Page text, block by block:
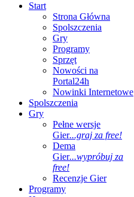
Start
Strona Główna
Spolszczenia
Gry
Programy
Sprzęt
Nowości na
Portal24h
Nowinki Internetowe
Spolszczenia
Gry
Pełne wersje
Gier...graj za free!
Dema
Gier...wypróbuj za
free!
Recenzje Gier
Programy